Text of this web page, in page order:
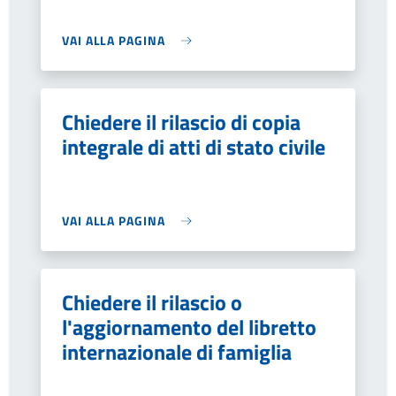
VAI ALLA PAGINA
Chiedere il rilascio di copia
integrale di atti di stato civile
VAI ALLA PAGINA
Chiedere il rilascio o
l'aggiornamento del libretto
internazionale di famiglia